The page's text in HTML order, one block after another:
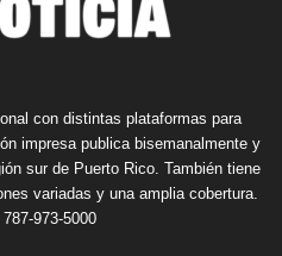
con distintas plataformas para
impresa publica bisemanalmente y
sur de Puerto Rico. También tiene
variadas y una amplia cobertura.
973-5000